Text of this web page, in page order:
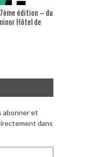
édition – du
Hôtel de
abonner et
dans